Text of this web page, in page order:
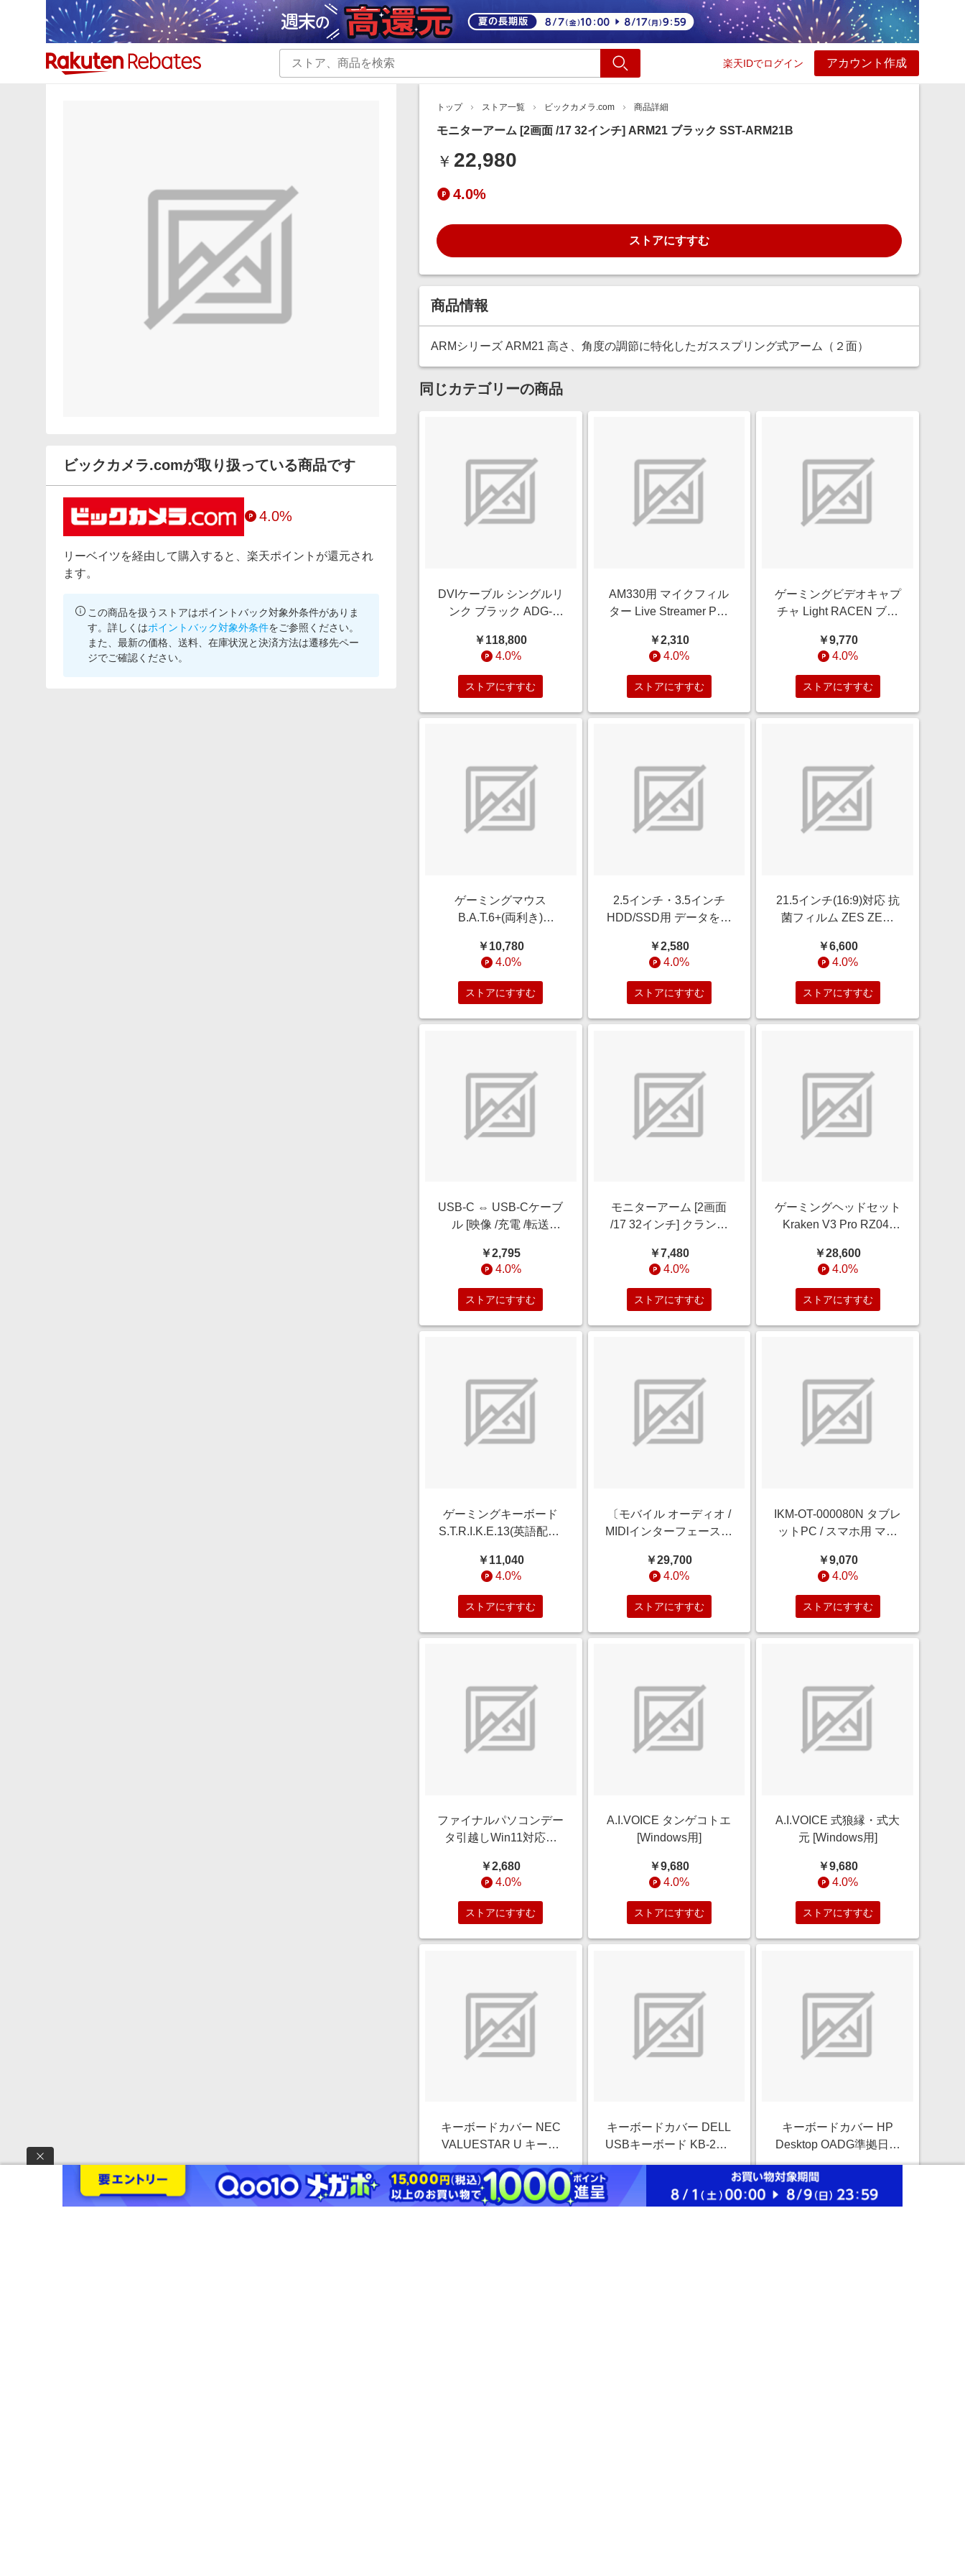
楽天IDでログイン アカウント作成
ビックカメラ.comが取り扱っている商品です
4.0%
リーベイツを経由して購入すると、楽天ポイントが還元され
ます。
この商品を扱うストアはポイントバック対象外条件がありま
す。詳しくはポイントバック対象外条件をご参照ください。
また、最新の価格、送料、在庫状況と決済方法は遷移先ペー
ジでご確認ください。
トップ ストア一覧 ビックカメラ.com 商品詳細
モニターアーム [2画面 /17 32インチ] ARM21 ブラック SST-ARM21B
￥ 22,980
4.0%
ストアにすすむ
商品情報
ARMシリーズ ARM21 高さ、角度の調節に特化したガススプリング式アーム（２面）
同じカテゴリーの商品
DVIケーブル シングルリ
ンク ブラック ADG-
￥118,800
4.0%
ストアにすすむ
AM330用 マイクフィル
ター Live Streamer Pop
￥2,310
4.0%
ストアにすすむ
ゲーミングビデオキャプ
チャ Light RACEN ブラ
￥9,770
4.0%
ストアにすすむ
ゲーミングマウス
B.A.T.6+(両利き)
学式 /有線 /10ボタン
/USB]
￥10,780
4.0%
ストアにすすむ
2.5インチ・3.5インチ
HDD/SSD用 データを手
USB3.2
Gen1(USB3.0)/2.0 変換
アダプター OWL-
SA23U32G1-A
￥2,580
4.0%
ストアにすすむ
21.5インチ(16:9)対応 抗
菌フィルム ZES ZES-
￥6,600
4.0%
ストアにすすむ
USB-C ⇔ USB-Cケーブ
ル [映像 /充電 /転送
/USB4(40Gbps)] ブラッ
ク BSUCC4P5A08BK
[USB-C ⇔ USB-C /8K]
￥2,795
4.0%
ストアにすすむ
モニターアーム [2画面
/17 32インチ] クランプ
￥7,480
4.0%
ストアにすすむ
ゲーミングヘッドセット
Kraken V3 Pro RZ04-
レス（USB）＋有線 /両
耳 /ヘッドバンドタイプ]
￥28,600
4.0%
ストアにすすむ
ゲーミングキーボード
S.T.R.I.K.E.13(英語配列)
KS83MMUSBL000-0J
[有線 /英語配列 /メカニ
カル]
￥11,040
4.0%
ストアにすすむ
〔モバイル オーディオ /
MIDIインターフェース〕
(Android/iOS/Mac/Win対
応) IKM-OT-000066N
￥29,700
4.0%
ストアにすすむ
IKM-OT-000080N タブレ
ットPC / スマホ用 マイ
2(Android/iOS)
￥9,070
4.0%
ストアにすすむ
ファイナルパソコンデー
タ引越しWin11対応版
￥2,680
4.0%
ストアにすすむ
A.I.VOICE タンゲコトエ
[Windows用]
￥9,680
4.0%
ストアにすすむ
A.I.VOICE 式狼縁・式大
元 [Windows用]
￥9,680
4.0%
ストアにすすむ
キーボードカバー NEC
VALUESTAR U キーボ
ードNo.KB-3920 対応 抗
菌 防塵 クリア クリア
PKP-98NX3
￥1,630
4.0%
キーボードカバー DELL
USBキーボード KB-212-
B(日本語) 対応 抗菌 防塵
クリア クリア PKP-
DE13
4.0%
キーボードカバー HP
Desktop OADG準拠日本
語版109Aキーボード 対
応 抗菌 防塵 クリア クリ
ア PKP-HPD1
￥1,920
4.0%